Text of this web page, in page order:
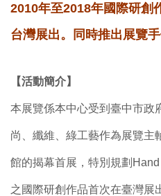
2010年至2018年國際研創
台灣展出。同時推出展覽
【活動簡介】
本展覽係本中心受到臺中市政
尚、纖維、綠工藝作為展覽主
館的揭幕首展，特別規劃
之國際研創作品首次在臺灣展